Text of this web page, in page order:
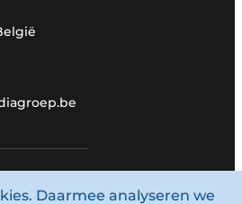
Daarmee analyseren we